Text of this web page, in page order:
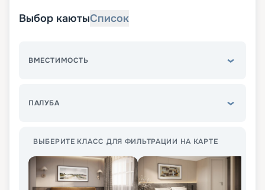
Выбор каютыСписок
ВМЕСТИМОСТЬ
ПАЛУБА
ВЫБЕРИТЕ КЛАСС ДЛЯ ФИЛЬТРАЦИИ НА КАРТЕ